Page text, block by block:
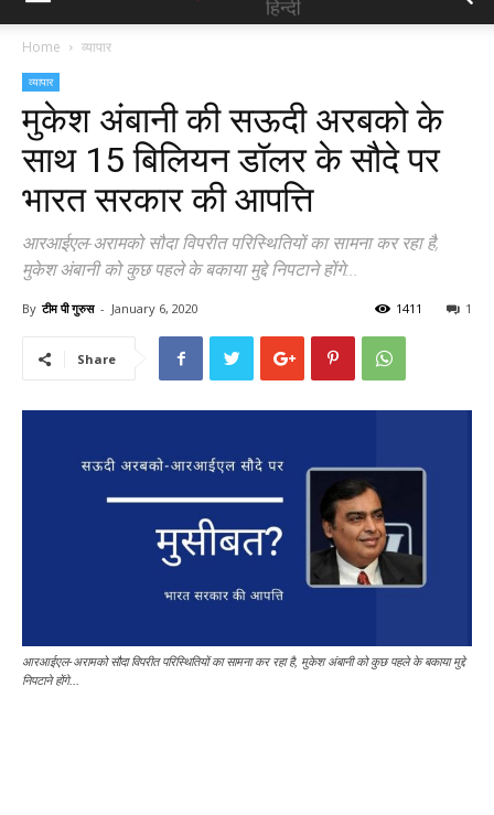
Home व्यापार
व्यापार
मुकेश अंबानी की सऊदी अरबको के
साथ 15 बिलियन डॉलर के सौदे पर
भारत सरकार की आपत्ति
आरआईएल-अरामको सौदा विपरीत परिस्थितियों का सामना कर रहा है,
मुकेश अंबानी को कुछ पहले के बकाया मुद्दे निपटाने होंगे...
By टीम पी गुरुस - January 6, 2020 1
1411
Share
आरआईएल-अरामको सौदा विपरीत परिस्थितियों का सामना कर रहा है, मुकेश अंबानी को कुछ पहले के बकाया मुद्दे
निपटाने होंगे...